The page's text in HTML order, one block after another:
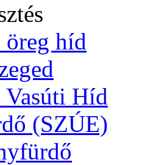
öreg híd
Vasúti Híd
(SZÚE)